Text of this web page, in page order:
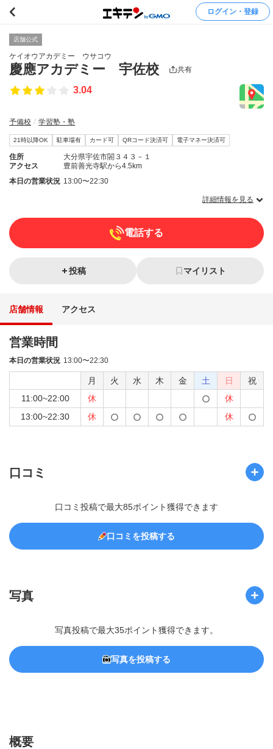
ログイン・登録
店舗公式
ケイオウアカデミー ウサコウ
慶應アカデミー 宇佐校 共有
3.04
予備校 学習塾・塾
21時以降OK 駐車場有 カード可 QRコード決済可 電子マネー決済可
住所
大分県宇佐市閤３４３－１
アクセス
豊前善光寺駅から4.5km
本日の営業状況 13:00〜22:30
詳細情報を見る
電話する
投稿 マイリスト
店舗情報 アクセス
営業時間
本日の営業状況 13:00〜22:30
月 火 水 木 金 土 日
祝
11:00~22:00
休
休
13:00~22:30
休 休
口コミ
口コミ投稿で最大85ポイント獲得できます
口コミを投稿する
写真
写真投稿で最大35ポイント獲得できます。
写真を投稿する
概要